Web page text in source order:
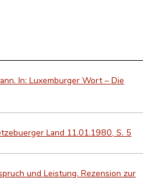
In: Luxemburger Wort – Die
Land 11.01.1980, S. 5
und Leistung. Rezension zur